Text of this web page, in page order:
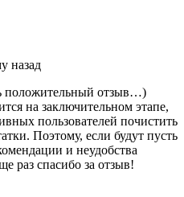
назад
положительный отзыв…)
на заключительном этапе,
пользователей почистить
Поэтому, если будут пусть
и неудобства
раз спасибо за отзыв!